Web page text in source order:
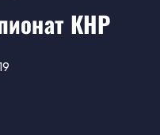
КНР